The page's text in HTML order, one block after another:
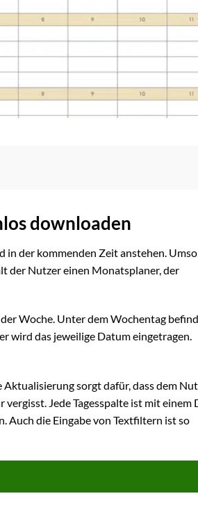
downloaden
in der kommenden Zeit anstehen. Umso
der Nutzer einen Monatsplaner, der
Woche. Unter dem Wochentag
wird das jeweilige Datum eingetragen.
sorgt dafür, dass dem
Jede Tagesspalte ist mit einem
Auch die Eingabe von Textfiltern ist so